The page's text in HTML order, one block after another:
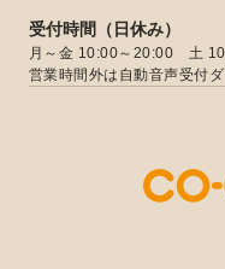
千葉県の手数料
茨城県の手数料
群馬県の手数料
受付時間（日休み）
月～金 10:00～20:00 土
営業時間外は自動音声受付